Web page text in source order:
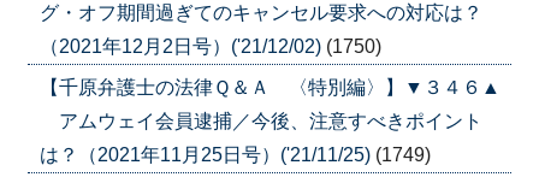
グ・オフ期間過ぎてのキャンセル要求への対応は？
（2021年12月2日号）('21/12/02) (1750)
【千原弁護士の法律Ｑ＆Ａ 〈特別編〉】▼３４６▲
アムウェイ会員逮捕／今後、注意すべきポイント
は？（2021年11月25日号）('21/11/25) (1749)